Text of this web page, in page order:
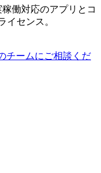
働対応のアプリとコ
センス。
チームにご相談くだ